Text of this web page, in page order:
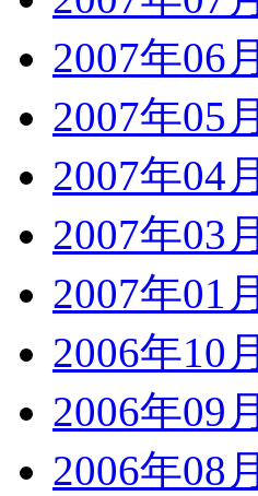
2007年06月
2007年05月
2007年04月
2007年03月
2007年01月
2006年10月
2006年09月
2006年08月